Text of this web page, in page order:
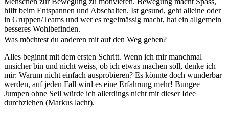
hilft beim Entspannen und Abschalten. Ist gesund, geht alleine oder
in Gruppen/Teams und wer es regelmässig macht, hat ein allgemein
besseres Wohlbefinden.
Was möchtest du anderen mit auf den Weg geben?
Alles beginnt mit dem ersten Schritt. Wenn ich mir manchmal
unsicher bin und nicht weiss, ob ich etwas machen soll, denke ich
mir: Warum nicht einfach ausprobieren? Es könnte doch wunderbar
werden, auf jeden Fall wird es eine Erfahrung mehr! Bungee
Jumpen ohne Seil würde ich allerdings nicht mit dieser Idee
durchziehen (Markus lacht).